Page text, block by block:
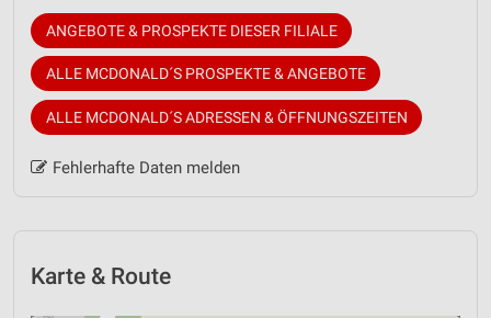
ANGEBOTE & PROSPEKTE DIESER FILIALE
ALLE MCDONALD´S PROSPEKTE & ANGEBOTE
ALLE MCDONALD´S ADRESSEN & ÖFFNUNGSZEITEN
Fehlerhafte Daten melden
Karte & Route